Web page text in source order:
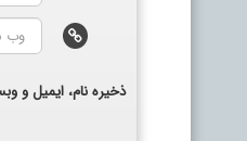
ذخیره نام، ایمیل و